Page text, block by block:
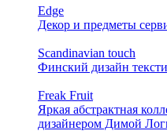
Edge
Декор и предметы
Scandinavian touch
Финский дизайн
Freak Fruit
Яркая абстрактная
дизайнером Димой